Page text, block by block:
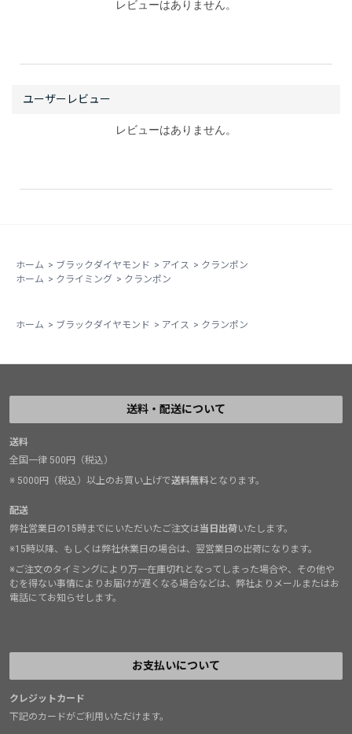
レビューはありません。
レビューはありません。
ホーム > ブラックダイヤモンド > アイス > クランポン
ホーム > クライミング > クランポン
ホーム > ブラックダイヤモンド > アイス > クランポン
送料・配送について
送料
全国一律 500円（税込）
※ 5000円（税込）以上のお買い上げで送料無料となります。
配送
弊社営業日の15時までにいただいたご注文は当日出荷いたします。
※15時以降、もしくは弊社休業日の場合は、翌営業日の出荷になります。
※ご注文のタイミングにより万一在庫切れとなってしまった場合や、その他や
むを得ない事情によりお届けが遅くなる場合などは、弊社よりメールまたはお
電話にてお知らせします。
お支払いについて
クレジットカード
下記のカードがご利用いただけます。